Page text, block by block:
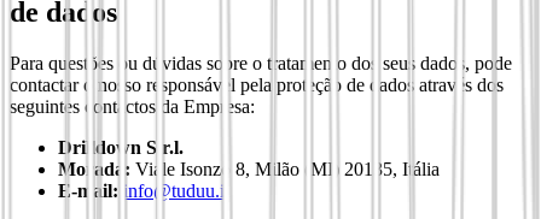
de dados
Para questões ou dúvidas sobre o tratamento dos seus dados, pode
contactar o nosso responsável pela proteção de dados através dos
seguintes contactos da Empresa:
Drilldown S.r.l.
Morada: Viale Isonzo 8, Milão (MI) 20135, Itália
E-mail: info@tuduu.it